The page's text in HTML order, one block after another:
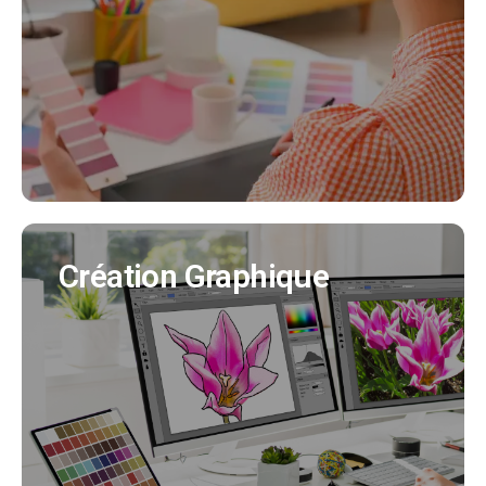
en cohérence avec tous vos supports de
communication. (Création charte graphique,
logo, déclinaisons..)
EN SAVOIR PLUS
Création Graphique
Création Graphique
Nous créons tous vos supports de
communication (flyer, affiche, brochure produit,
bulletin municipal, mascotte..)
EN SAVOIR PLUS